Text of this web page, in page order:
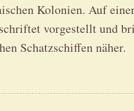
Kolonien. Auf
vorgestellt und
Schatzschiffen näher.